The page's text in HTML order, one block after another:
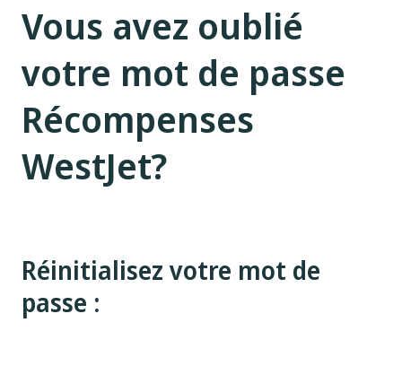
Vous avez oublié
votre mot de passe
Récompenses
WestJet?
Réinitialisez votre mot de
passe :